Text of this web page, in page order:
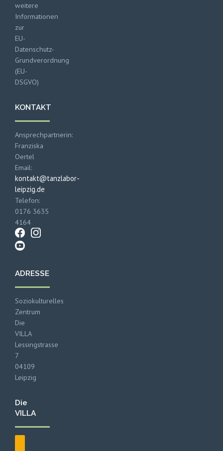
weitere
Informationen
zur
EU-
Datenschutz-
Grundverordnung
(EU-
DSGVO)
KONTAKT
Ansprechpartnerin:
Franziska
Oertel
Email:
kontakt@tanzlabor-
leipzig.de
Telefon:
0176 3635
4164
ADRESSE
Soziokulturelles
Zentrum
Die
VILLA
Lessingstrasse
7
04109
Leipzig
Die
VILLA